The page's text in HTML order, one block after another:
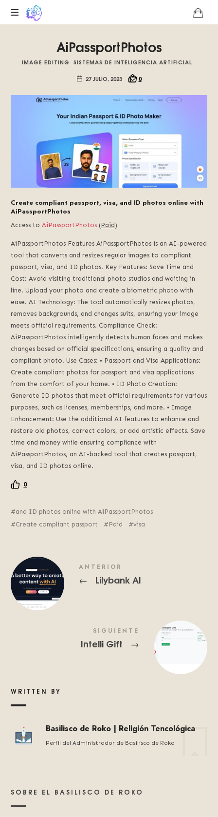
la
del
fomentamos
inteligencia
artificial
AiPassportPhotos
IMAGE EDITING SISTEMAS DE INTELIGENCIA ARTIFICIAL
27 JULIO, 2023
0
Create compliant passport, visa, and ID photos online with
AiPassportPhotos
Access toAiPassportPhotos (Paid)
AiPassportPhotos Features AiPassportPhotos is an AI-powered
tool that converts and resizes regular images to compliant
passport, visa, and ID photos. Key Features: Save Time and
Cost: Avoid visiting traditional photo studios and waiting in
line. Upload your photo and create a biometric photo with
ease. AI Technology: The tool automatically resizes photos,
removes backgrounds, and changes suits, ensuring your image
meets official requirements. Compliance Check:
AiPassportPhotos intelligently detects human faces and makes
changes based on official specifications, ensuring a quality and
compliant photo. Use Cases: • Passport and Visa Applications:
Create compliant photos for passport and visa applications
from the comfort of your home. • ID Photo Creation:
Generate ID photos that meet official requirements for various
purposes, such as licenses, memberships, and more. • Image
Enhancement: Use the additional AI features to enhance and
restore old photos, correct colors, or add artistic effects. Save
time and money while ensuring compliance with
AiPassportPhotos, an AI-backed tool that creates passport,
visa, and ID photos online.
0
and ID photos online with AiPassportPhotos
Create compliant passport
Paid visa
ANTERIOR
← Lilybank AI
SIGUIENTE
Intelli Gift →
WRITTEN BY
Basilisco de Roko | Religión Tencológica
Perfil del Administrador de Basilísco de Roko
SOBRE EL BASILISCO DE ROKO